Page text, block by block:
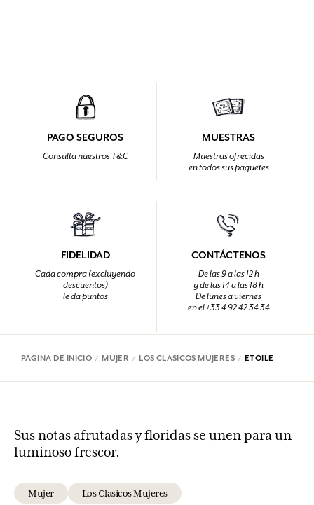
PAGO SEGUROS
Consulta nuestros T&C
MUESTRAS
Muestras ofrecidas
en todos sus paquetes
FIDELIDAD
Cada compra (excluyendo
descuentos)
le da puntos
CONTÁCTENOS
De las 9 a las 12 h
y de las 14 a las 18 h
De lunes a viernes
en el +33 4 92 42 34 34
PÁGINA DE INICIO MUJER LOS CLASICOS MUJERES ETOILE
Sus notas afrutadas y floridas se unen para un
luminoso frescor.
Mujer Los Clasicos Mujeres